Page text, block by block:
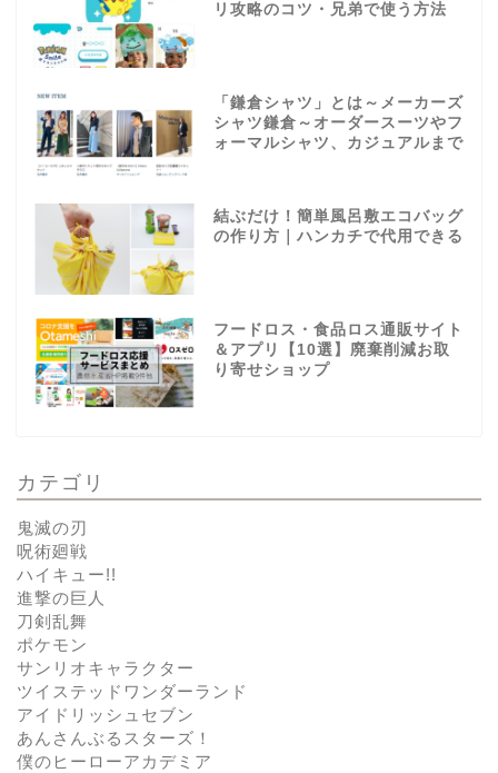
リ攻略のコツ・兄弟で使う方法
「鎌倉シャツ」とは～メーカーズ
シャツ鎌倉～オーダースーツやフ
ォーマルシャツ、カジュアルまで
結ぶだけ！簡単風呂敷エコバッグ
の作り方｜ハンカチで代用できる
フードロス・食品ロス通販サイト
＆アプリ【10選】廃棄削減お取
り寄せショップ
カテゴリ
鬼滅の刃
呪術廻戦
ハイキュー!!
進撃の巨人
刀剣乱舞
ポケモン
サンリオキャラクター
ツイステッドワンダーランド
アイドリッシュセブン
あんさんぶるスターズ！
僕のヒーローアカデミア